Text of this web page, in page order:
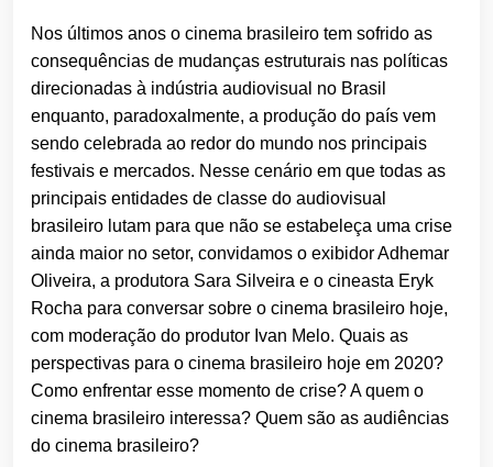
Nos últimos anos o cinema brasileiro tem sofrido as
consequências de mudanças estruturais nas políticas
direcionadas à indústria audiovisual no Brasil
enquanto, paradoxalmente, a produção do país vem
sendo celebrada ao redor do mundo nos principais
festivais e mercados. Nesse cenário em que todas as
principais entidades de classe do audiovisual
brasileiro lutam para que não se estabeleça uma crise
ainda maior no setor, convidamos o exibidor Adhemar
Oliveira, a produtora Sara Silveira e o cineasta Eryk
Rocha para conversar sobre o cinema brasileiro hoje,
com moderação do produtor Ivan Melo. Quais as
perspectivas para o cinema brasileiro hoje em 2020?
Como enfrentar esse momento de crise? A quem o
cinema brasileiro interessa? Quem são as audiências
do cinema brasileiro?